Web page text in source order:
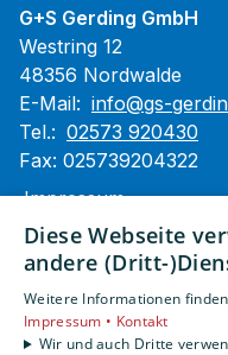
G+S Gerding GmbH
Westring 12
48356 Nordwalde
E-Mail: info@gs-
Tel.: 02573 920430
Fax: 025739204322
Impressum
Datenschutzerklärung
Unsere Bereiche
Diese Webseite
andere (Dritt-
Weitere Informationen
Impressum • Kontakt
Wir und auch Dritte